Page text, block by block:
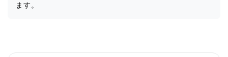
ます。